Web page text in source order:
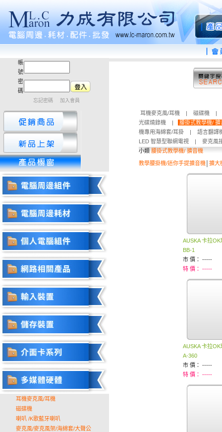
帳
號
密
碼
忘記密碼 加入會員
耳機麥克風/耳機
磁碟機
喇叭 /K歌藍牙喇叭
麥克風/麥克風架/海綿套/大聲公
耳機麥克風/耳機 | 磁碟機 |
光碟燒錄機
|
腰掛式教學機/
機專用海綿套/耳掛
|
語言翻譯
LED 智慧型聯網電視
|
麥克風
小類 腰掛式教學機/ 擴音機
教學腰掛機/迷你手提擴音機 擴大
AUSKA 卡拉
BB-1
市 價： -----
特 價： -----
AUSKA 卡拉
A-360
市 價： -----
特 價： -----